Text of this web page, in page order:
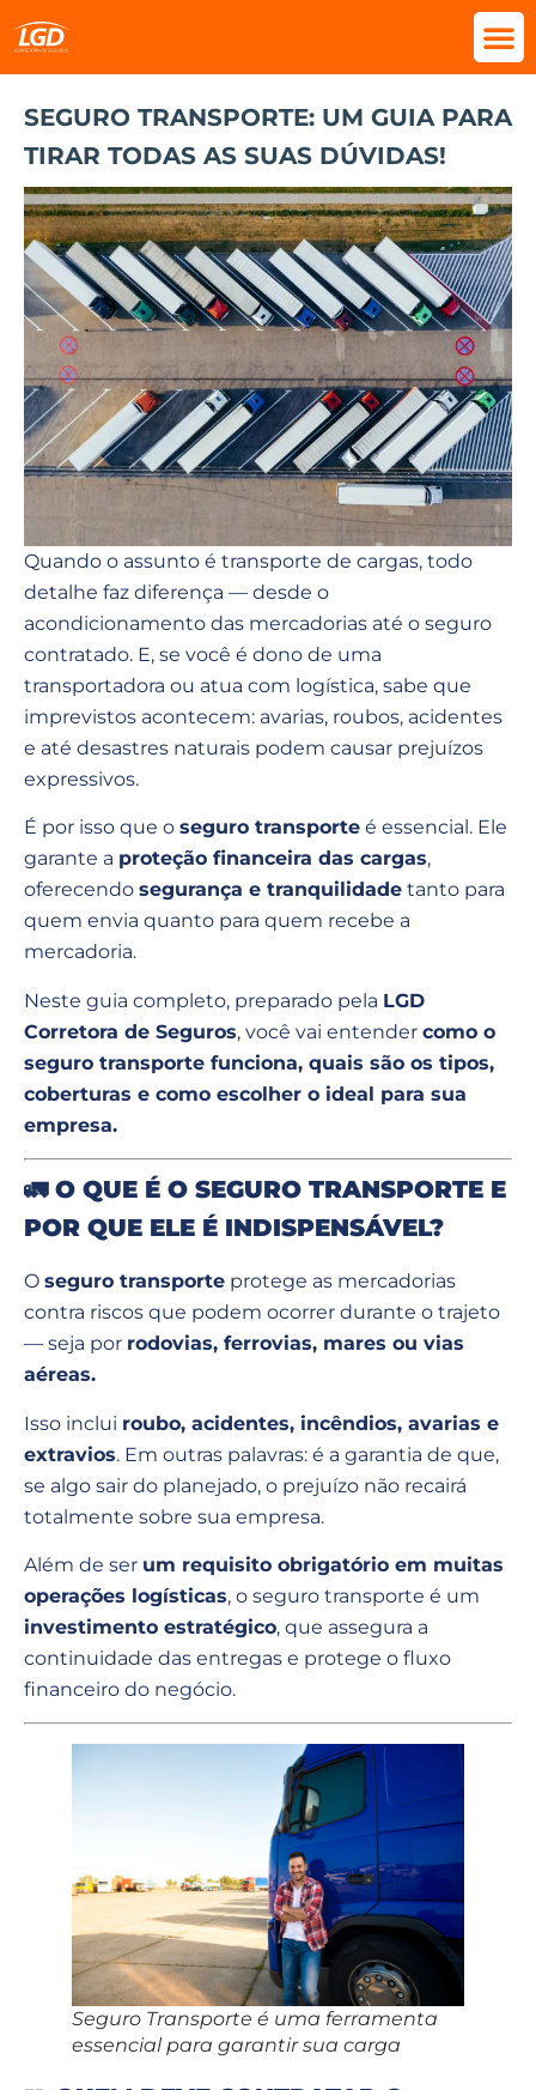
SEGURO TRANSPORTE: UM GUIA PARA
TIRAR TODAS AS SUAS DÚVIDAS!
Quando o assunto é transporte de cargas, todo
detalhe faz diferença — desde o
acondicionamento das mercadorias até o seguro
contratado. E, se você é dono de uma
transportadora ou atua com logística, sabe que
imprevistos acontecem: avarias, roubos, acidentes
e até desastres naturais podem causar prejuízos
expressivos.
É por isso que o seguro transporte é essencial. Ele
garante a proteção financeira das cargas,
oferecendo segurança e tranquilidade tanto para
quem envia quanto para quem recebe a
mercadoria.
Neste guia completo, preparado pela LGD
Corretora de Seguros, você vai entender como o
seguro transporte funciona, quais são os tipos,
coberturas e como escolher o ideal para sua
empresa.
🚛 O QUE É O SEGURO TRANSPORTE E
POR QUE ELE É INDISPENSÁVEL?
O seguro transporte protege as mercadorias
contra riscos que podem ocorrer durante o trajeto
— seja por rodovias, ferrovias, mares ou vias
aéreas.
Isso inclui roubo, acidentes, incêndios, avarias e
extravios. Em outras palavras: é a garantia de que,
se algo sair do planejado, o prejuízo não recairá
totalmente sobre sua empresa.
Além de ser um requisito obrigatório em muitas
operações logísticas, o seguro transporte é um
investimento estratégico, que assegura a
continuidade das entregas e protege o fluxo
financeiro do negócio.
Seguro Transporte é uma ferramenta
essencial para garantir sua carga